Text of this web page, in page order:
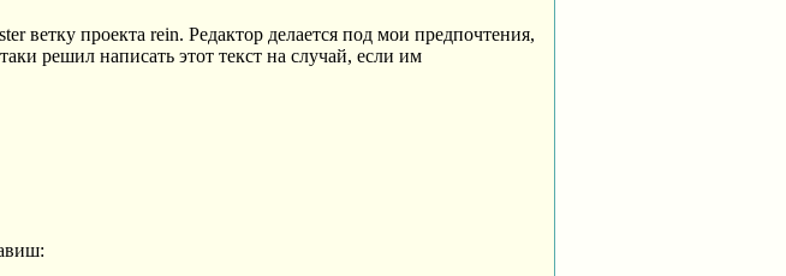
ветку проекта rein. Редактор делается под мои предпочтения,
решил написать этот текст на случай, если им